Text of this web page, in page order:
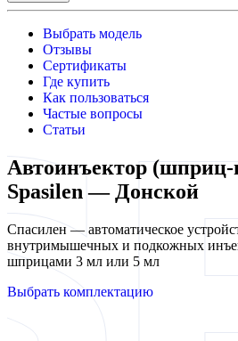
Выбрать модель
Отзывы
Сертификаты
Где купить
Как пользоваться
Частые вопросы
Статьи
Автоинъектор (шприц-
Spasilen — Донской
Спасилен — автоматическое
внутримышечных и подкожных
шприцами 3 мл или 5 мл
Выбрать комплектацию